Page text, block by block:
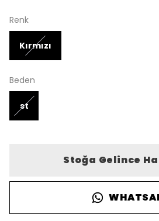
Renk
Kırmızı
Beden
st
Stoğa Gelince